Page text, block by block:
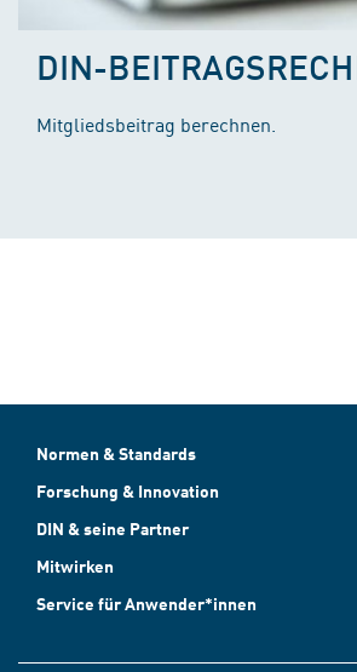
DIN-
Mitgliedsbeitrag berechnen.
Normen & Standards
Forschung & Innovation
DIN & seine Partner
Mitwirken
Service für Anwender*innen